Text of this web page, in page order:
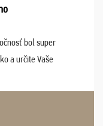
bol super
a určite Vaše